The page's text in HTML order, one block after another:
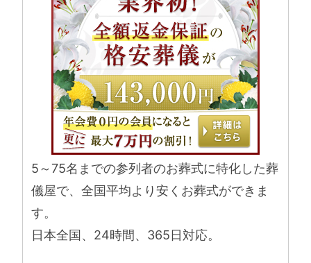
5～75名までの参列者のお葬式に特化した葬
儀屋で、全国平均より安くお葬式ができま
す。
日本全国、24時間、365日対応。